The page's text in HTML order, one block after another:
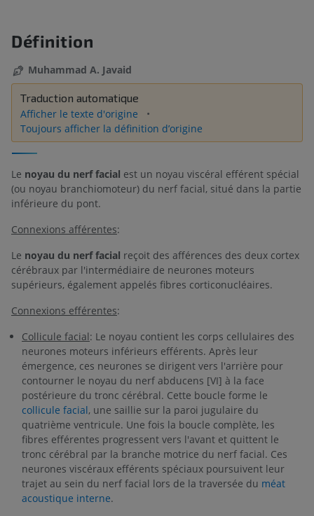
Définition
Muhammad A. Javaid
Traduction automatique
Afficher le texte d'origine
Toujours afficher la définition d’origine
Le noyau du nerf facial est un noyau viscéral efférent spécial
(ou noyau branchiomoteur) du nerf facial, situé dans la partie
inférieure du pont.
Connexions afférentes:
Le noyau du nerf facial reçoit des afférences des deux cortex
cérébraux par l'intermédiaire de neurones moteurs
supérieurs, également appelés fibres corticonucléaires.
Connexions efférentes:
Collicule facial: Le noyau contient les corps cellulaires des
neurones moteurs inférieurs efférents. Après leur
émergence, ces neurones se dirigent vers l'arrière pour
contourner le noyau du nerf abducens [VI] à la face
postérieure du tronc cérébral. Cette boucle forme le
collicule facial, une saillie sur la paroi jugulaire du
quatrième ventricule. Une fois la boucle complète, les
fibres efférentes progressent vers l'avant et quittent le
tronc cérébral par la branche motrice du nerf facial. Ces
neurones viscéraux efférents spéciaux poursuivent leur
trajet au sein du nerf facial lors de la traversée du méat
acoustique interne.